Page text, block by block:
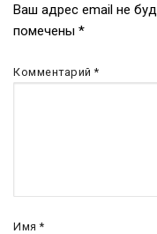
Навигация
по
записям
Ваш адрес email не
помечены *
Комментарий*
Имя*